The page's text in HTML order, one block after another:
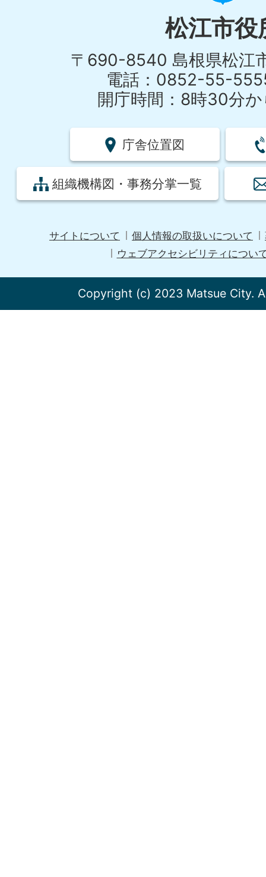
松江市役
〒690-8540 島根県松江
電話：0852-55-
開庁時間：8時30分か
庁舎位置図
組織機構図・事務分掌一覧
サイトについて 個人情報の取扱いについて
ウェブアクセシビリティについ
Copyright (c) 2023 Matsue City.